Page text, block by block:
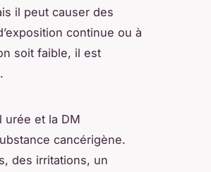
il peut causer des
continue ou à
soit faible, il est
urée et la DM
cancérigène.
des irritations, un